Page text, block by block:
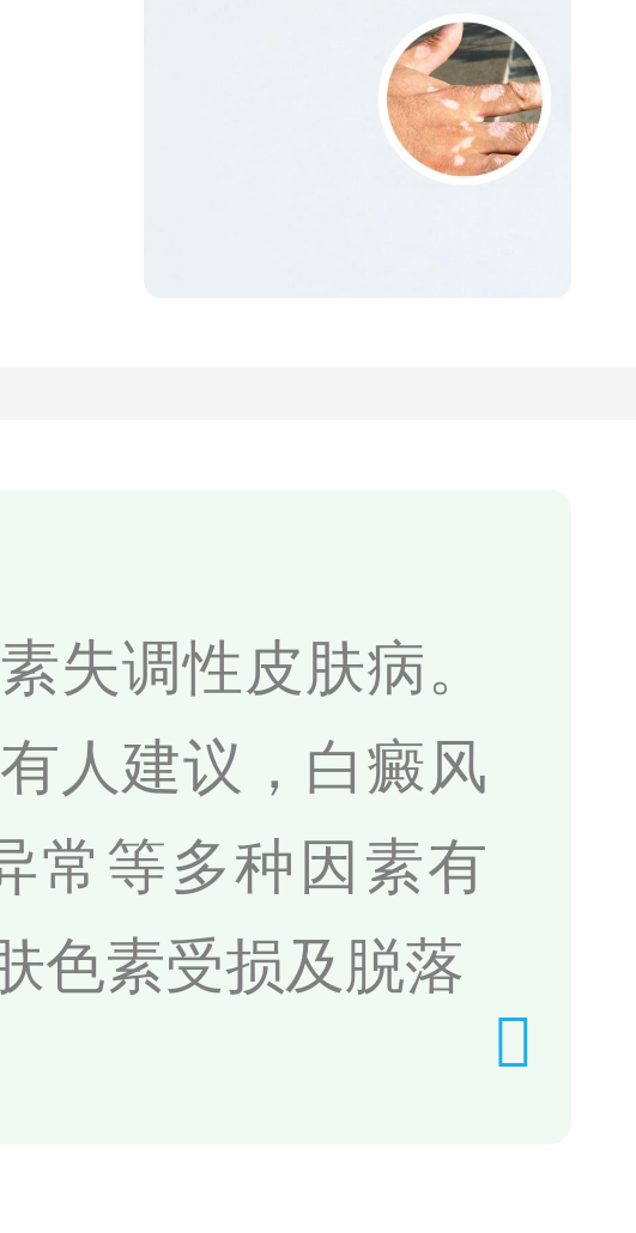
失调性皮肤病。
人建议，白癜风
常等多种因素有
色素受损及脱落